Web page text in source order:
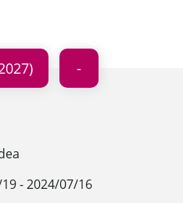
- 2024/07/16